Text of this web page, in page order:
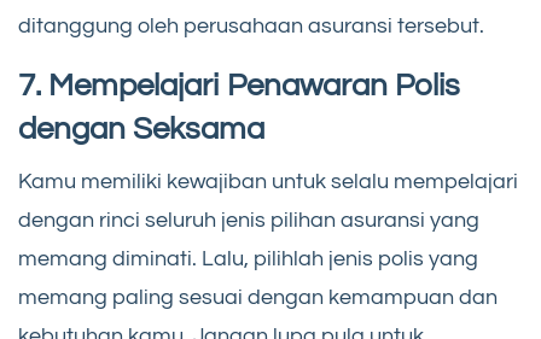
ditanggung oleh perusahaan asuransi tersebut.
7. Mempelajari Penawaran Polis
dengan Seksama
Kamu memiliki kewajiban untuk selalu mempelajari
dengan rinci seluruh jenis pilihan asuransi yang
memang diminati. Lalu, pilihlah jenis polis yang
memang paling sesuai dengan kemampuan dan